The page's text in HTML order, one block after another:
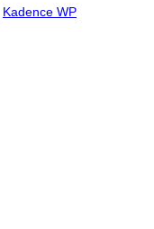
Kadence WP